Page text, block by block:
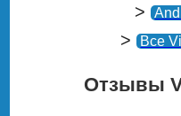
>
> Все
Отзывы